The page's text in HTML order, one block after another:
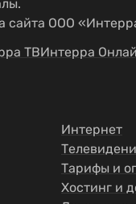
сайта ООО
ТВИнтерра
Интернет
Тарифы и
Хостинг и